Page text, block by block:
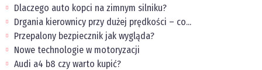
Dlaczego auto kopci na zimnym silniku?
Drgania kierownicy przy dużej prędkości – co...
Przepalony bezpiecznik jak wygląda?
Nowe technologie w motoryzacji
Audi a4 b8 czy warto kupić?